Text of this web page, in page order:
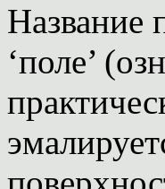
Название
‘поле’